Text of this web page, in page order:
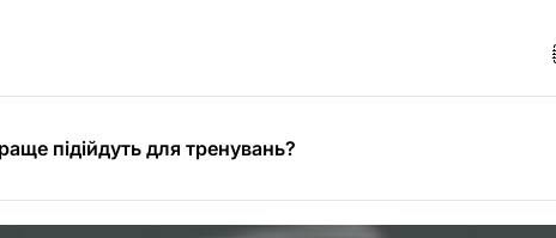
малюнків
підійдуть для тренувань?
бетону
в Києві